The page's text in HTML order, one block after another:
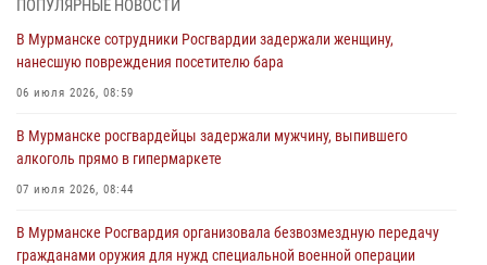
Сотрудники Росгвардии провели инструктаж по
антитеррористической защищенности для членов избирательных
31 июля 2026, 08:48 3
Сотрудники Росгвардии задержали мужчину, не оплатившего счет в
30 июля 2026, 14:09
ПОПУЛЯРНЫЕ НОВОСТИ
В Мурманске сотрудники Росгвардии задержали женщину,
нанесшую повреждения посетителю бара
06 июля 2026, 08:59
В Мурманске росгвардейцы задержали мужчину, выпившего
алкоголь прямо в гипермаркете
07 июля 2026, 08:44
В Мурманске Росгвардия организовала безвозмездную передачу
гражданами оружия для нужд специальной военной операции